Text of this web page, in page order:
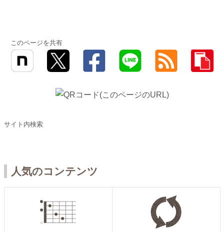
このページを共有
サイト内検索
人気のコンテンツ